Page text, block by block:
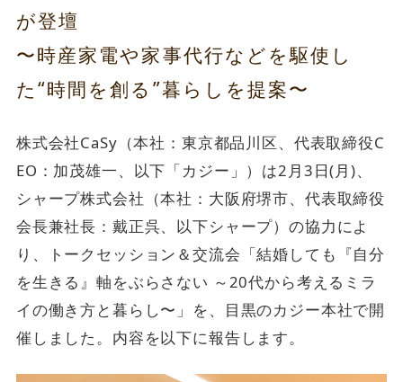
が登壇
〜時産家電や家事代行などを駆使し
た“時間を創る”暮らしを提案〜
株式会社CaSy（本社：東京都品川区、代表取締役C
EO：加茂雄一、以下「カジー」）は2月3日(月)、
シャープ株式会社（本社：大阪府堺市、代表取締役
会長兼社長：戴正呉、以下シャープ）の協力によ
り、トークセッション＆交流会「結婚しても『自分
を生きる』軸をぶらさない ～20代から考えるミラ
イの働き方と暮らし〜」を、目黒のカジー本社で開
催しました。内容を以下に報告します。